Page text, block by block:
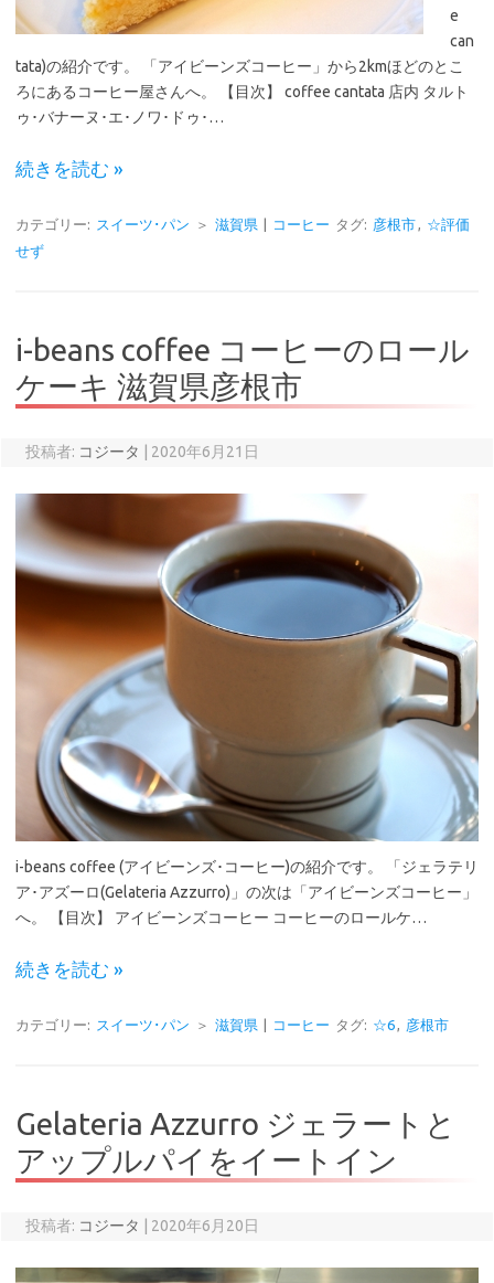
e
can
tata)の紹介です。 「アイビーンズコーヒー」から2kmほどのとこ
ろにあるコーヒー屋さんへ。 【目次】 coffee cantata 店内 タルト
ゥ･バナーヌ･エ･ノワ･ドゥ･…
続きを読む »
カテゴリー: スイーツ･パン ＞ 滋賀県 コーヒー タグ: 彦根市, ☆評価
せず
i-beans coffee コーヒーのロール
ケーキ 滋賀県彦根市
投稿者: コジータ 2020年6月21日
i-beans coffee (アイビーンズ･コーヒー)の紹介です。 「ジェラテリ
ア･アズーロ(Gelateria Azzurro)」の次は「アイビーンズコーヒー」
へ。 【目次】 アイビーンズコーヒー コーヒーのロールケ…
続きを読む »
カテゴリー: スイーツ･パン ＞ 滋賀県 | コーヒー タグ: ☆6 彦根市
Gelateria Azzurro ジェラートと
アップルパイをイートイン
投稿者: コジータ 2020年6月20日